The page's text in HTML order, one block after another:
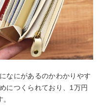
なにがあるのかわかりやす
につくられており、1万円